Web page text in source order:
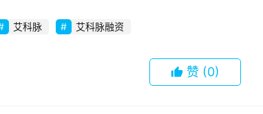
艾科脉 艾科脉融资
赞 (0)